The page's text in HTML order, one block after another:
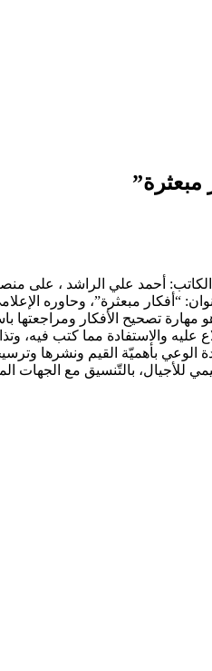
“أفكار مبعثرة”، وحاوره
تصحيح الأفكار ومراجعتها
عليه والاستفادة مما كتب
الوعي بأهميّة القيم ونشرها
للأجيال، بالتّنسيق مع الجهات